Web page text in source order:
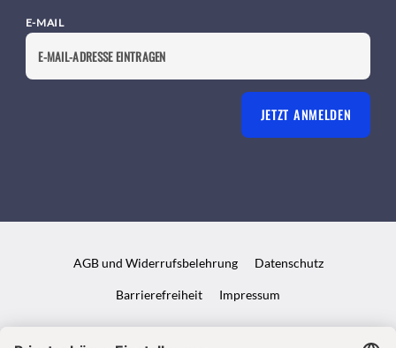
E-MAIL
JETZT ANMELDEN
AGB und Widerrufsbelehrung Datenschutz
Barrierefreiheit Impressum